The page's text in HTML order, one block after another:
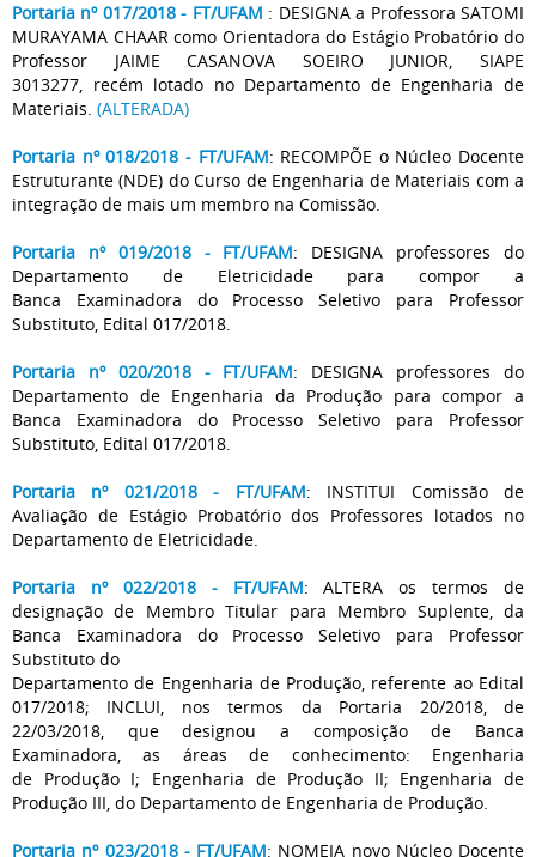
Portaria nº 017/2018 - FT/UFAM : DESIGNA a Professora SATOMI
MURAYAMA CHAAR como Orientadora do Estágio Probatório do
Professor JAIME CASANOVA SOEIRO JUNIOR, SIAPE
3013277, recém lotado no Departamento de Engenharia de
Materiais. (ALTERADA)
Portaria nº 018/2018 - FT/UFAM: RECOMPÕE o Núcleo Docente
Estruturante (NDE) do Curso de Engenharia de Materiais com a
integração de mais um membro na Comissão.
Portaria nº 019/2018 - FT/UFAM: DESIGNA professores do
Departamento de Eletricidade para compor a
Banca Examinadora do Processo Seletivo para Professor
Substituto, Edital 017/2018.
Portaria nº 020/2018 - FT/UFAM: DESIGNA professores do
Departamento de Engenharia da Produção para compor a
Banca Examinadora do Processo Seletivo para Professor
Substituto, Edital 017/2018.
Portaria nº 021/2018 - FT/UFAM: INSTITUI Comissão de
Avaliação de Estágio Probatório dos Professores lotados no
Departamento de Eletricidade.
Portaria nº 022/2018 - FT/UFAM: ALTERA os termos de
designação de Membro Titular para Membro Suplente, da
Banca Examinadora do Processo Seletivo para Professor
Substituto do
Departamento de Engenharia de Produção, referente ao Edital
017/2018; INCLUI, nos termos da Portaria 20/2018, de
22/03/2018, que designou a composição de Banca
Examinadora, as áreas de conhecimento: Engenharia
de Produção I; Engenharia de Produção II; Engenharia de
Produção III, do Departamento de Engenharia de Produção.
Portaria nº 023/2018 - FT/UFAM: NOMEIA novo Núcleo Docente